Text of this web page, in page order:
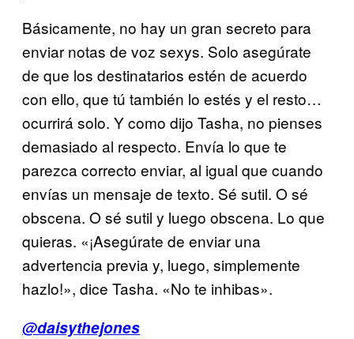
Básicamente, no hay un gran secreto para
enviar notas de voz sexys. Solo asegúrate
de que los destinatarios estén de acuerdo
con ello, que tú también lo estés y el resto…
ocurrirá solo. Y como dijo Tasha, no pienses
demasiado al respecto. Envía lo que te
parezca correcto enviar, al igual que cuando
envías un mensaje de texto. Sé sutil. O sé
obscena. O sé sutil y luego obscena. Lo que
quieras. «¡Asegúrate de enviar una
advertencia previa y, luego, simplemente
hazlo!», dice Tasha. «No te inhibas».
@daisythejones